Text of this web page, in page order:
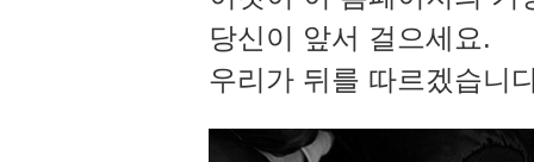
당신이 앞서 걸으세요.
우리가 뒤를 따르겠습니